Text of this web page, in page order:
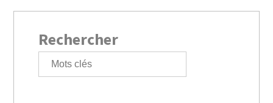
Rechercher